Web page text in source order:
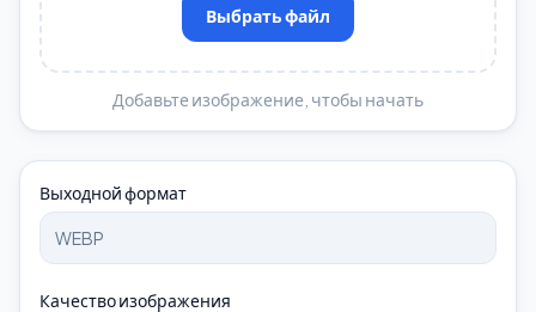
Выбрать файл
Добавьте изображение, чтобы начать
Выходной формат
Качество изображения